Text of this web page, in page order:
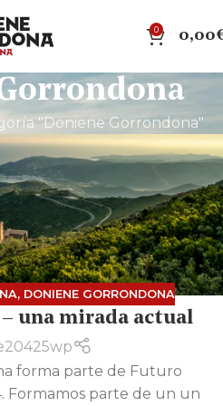
0 0,00
"Doniene Gorrondona"
, DONIENE GORRONDONA
una mirada actual
forma parte de Futuro
Formamos parte de un un